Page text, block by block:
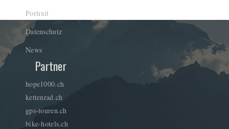
Portrait
Datenschutz
News
Partner
hope1000.ch
kettenrad.ch
gps-touren.ch
bike-hotels.ch